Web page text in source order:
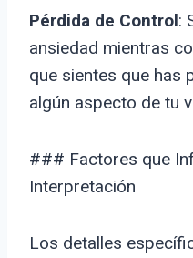
Pérdida de Control:
ansiedad mientras
que sientes que has
algún aspecto de tu
### Factores que
Interpretación
Los detalles